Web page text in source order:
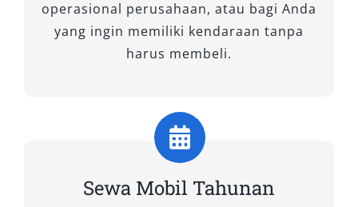
operasional perusahaan, atau bagi Anda
yang ingin memiliki kendaraan tanpa
harus membeli.
Sewa Mobil Tahunan